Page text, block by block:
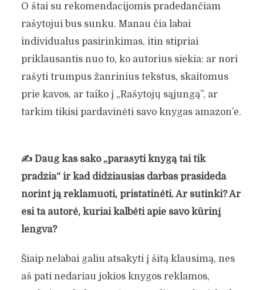
O štai su rekomendacijomis pradedančiam
rašytojui bus sunku. Manau čia labai
individualus pasirinkimas, itin stipriai
priklausantis nuo to, ko autorius siekia: ar nori
rašyti trumpus žanrinius tekstus, skaitomus
prie kavos, ar taiko į „Rašytojų sąjungą”, ar
tarkim tikisi pardavinėti savo knygas amazon’e.
✍️ Daug kas sako „parašyti knygą tai tik
pradžia“ ir kad didžiausias darbas prasideda
norint ją reklamuoti, pristatinėti. Ar sutinki? Ar
esi ta autorė, kuriai kalbėti apie savo kūrinį
lengva?
Šiaip nelabai galiu atsakyti į šitą klausimą, nes
aš pati nedariau jokios knygos reklamos,